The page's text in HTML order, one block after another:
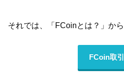
それでは、「FCoinとは？」か
FCoin取